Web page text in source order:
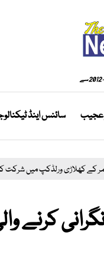
عجیب سائنس اینڈ
کیلیے روانہ
مشکل آسان، 24 گھنٹے نگرانی